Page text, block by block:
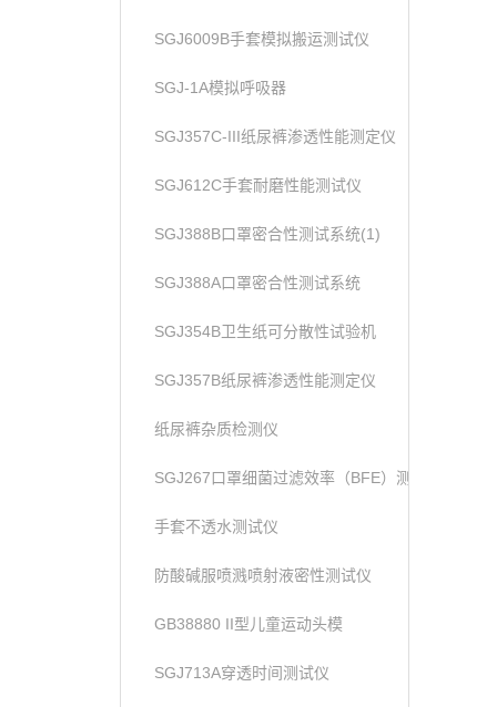
SGJ6009B手套模拟搬运测试仪
SGJ-1A模拟呼吸器
SGJ357C-III纸尿裤渗透性能测定仪
SGJ612C手套耐磨性能测试仪
SGJ388B口罩密合性测试系统(1)
SGJ388A口罩密合性测试系统
SGJ354B卫生纸可分散性试验机
SGJ357B纸尿裤渗透性能测定仪
纸尿裤杂质检测仪
SGJ267口罩细菌过滤效率（BFE）测试仪
手套不透水测试仪
防酸碱服喷溅喷射液密性测试仪
GB38880 II型儿童运动头模
SGJ713A穿透时间测试仪